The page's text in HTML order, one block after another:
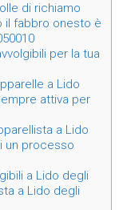
di richiamo
il fabbro onesto è
per la tua
a Lido
attiva per
a Lido
un processo
a Lido degli
a Lido degli